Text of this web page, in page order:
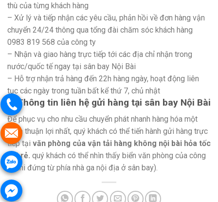
thù của từng khách hàng
– Xử lý và tiếp nhận các yêu cầu, phản hồi về đơn hàng vận
chuyển 24/24 thông qua tổng đài chăm sóc khách hàng
0983 819 568 của công ty
– Nhận và giao hàng trực tiếp tới các địa chỉ nhận trong
nước/quốc tế ngay tại sân bay Nội Bài
– Hỗ trợ nhận trả hàng đến 22h hàng ngày, hoạt động liên
tục các ngày trong tuần bất kể thứ 7, chủ nhật
3. Thông tin liên hệ gửi hàng tại sân bay Nội Bài
Để phục vụ cho nhu cầu chuyển phát nhanh hàng hóa một
cách thuận lợi nhất, quý khách có thể tiến hành gửi hàng trực
tiếp tại văn phòng của vận tải hàng không nội bài hỏa tốc
giá rẻ. quý khách có thể nhìn thấy biển văn phòng của công
ty khi đứng từ phía nhà ga nội địa ở sân bay).